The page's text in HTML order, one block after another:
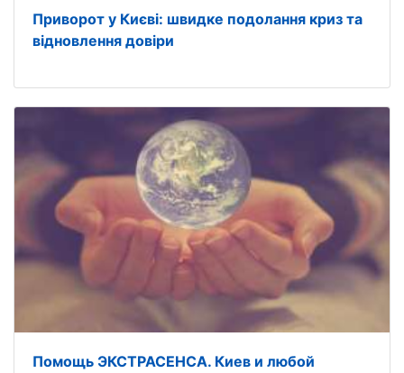
Приворот у Києві: швидке подолання криз та
відновлення довіри
Помощь ЭКСТРАСЕНСА. Киев и любой